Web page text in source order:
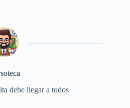
debe llegar a todos